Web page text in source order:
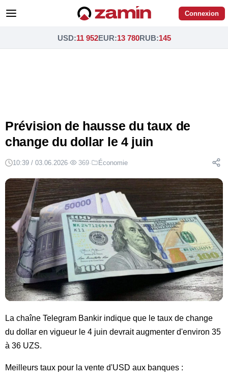
Connexion
USD:11 952EUR:13 780RUB:145
Prévision de hausse du taux de
change du dollar le 4 juin
10:39 / 03.06.2026· 369· Économie
La chaîne Telegram Bankir indique que le taux de change
du dollar en vigueur le 4 juin devrait augmenter d'environ 35
à 36 UZS.
Meilleurs taux pour la vente d'USD aux banques :